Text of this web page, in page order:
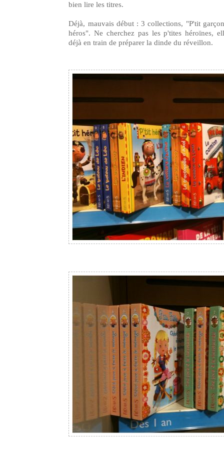
bien lire les titres.
Déjà, mauvais début : 3 collections, "P'tit
héros". Ne cherchez pas les p'tites héroïnes,
déjà en train de préparer la dinde du réveillon.